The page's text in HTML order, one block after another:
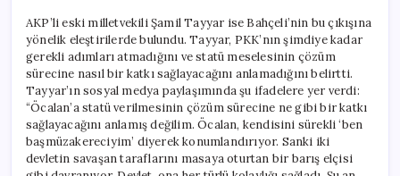
AKP’li eski milletvekili Şamil Tayyar ise Bahçeli’nin bu çıkışına
yönelik eleştirilerde bulundu. Tayyar, PKK’nın şimdiye kadar
gerekli adımları atmadığını ve statü meselesinin çözüm
sürecine nasıl bir katkı sağlayacağını anlamadığını belirtti.
Tayyar’ın sosyal medya paylaşımında şu ifadelere yer verdi:
“Öcalan’a statü verilmesinin çözüm sürecine ne gibi bir katkı
sağlayacağını anlamış değilim. Öcalan, kendisini sürekli ‘ben
başmüzakereciyim’ diyerek konumlandırıyor. Sanki iki
devletin savaşan taraflarını masaya oturtan bir barış elçisi